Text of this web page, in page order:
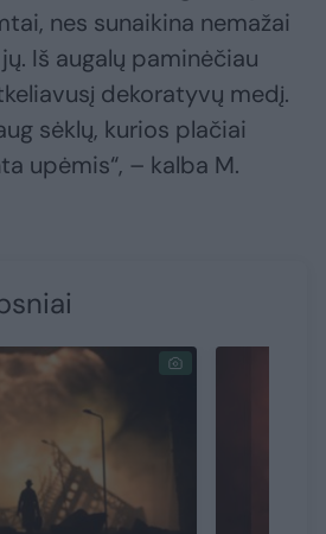
nes sunaikina nemažai
Iš augalų paminėčiau
dekoratyvų medį.
sėklų, kurios plačiai
upėmis“, – kalba M.